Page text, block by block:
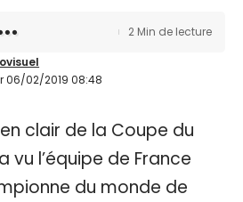
06/02/2019 08:48
2 Min de lecture
clair de la Coupe du
vu l’équipe de France
du monde de